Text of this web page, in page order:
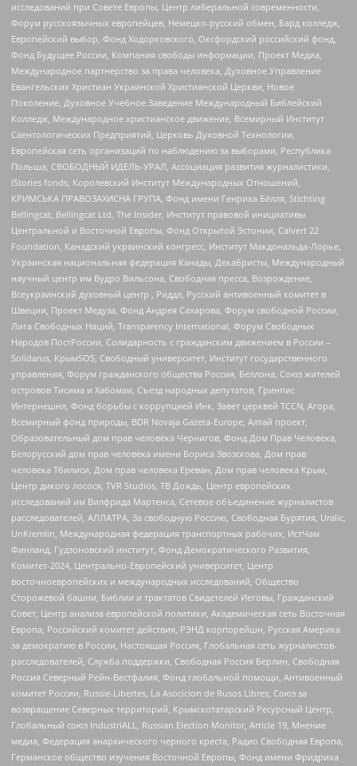
исследований при Совете Европы, Центр либеральной современности,
Форум русскоязычных европейцев, Немецко-русский обмен, Бард колледж,
Европейский выбор, Фонд Ходорковского, Оксфордский российский фонд,
Фонд Будущее России, Компания свободы информации, Проект Медиа,
Международное партнерство за права человека, Духовное Управление
Евангельских Христиан Украинской Христианской Церкви, Новое
Поколение, Духовное Учебное Заведение Международный Библейский
Колледж, Международное христианское движение, Всемирный Институт
Саентологических Предприятий, Церковь Духовной Технологии,
Европейская сеть организаций по наблюдению за выборами, Республика
Польша, СВОБОДНЫЙ ИДЕЛЬ-УРАЛ, Ассоциация развития журналистики,
IStories fonds, Королевский Институт Международных Отношений,
КРИМСЬКА ПРАВОЗАХИСНА ГРУПА, Фонд имени Генриха Бёлля, Stichting
Bellingcat, Bellingcat Ltd, The Insider, Институт правовой инициативы
Центральной и Восточной Европы, Фонд Открытой Эстонии, Calvert 22
Foundation, Канадский украинский конгресс, Институт Макдональда-Лорье,
Украинская национальная федерация Канады, Декабристы, Международный
научный центр им Вудро Вильсона, Свободная пресса, Возрождение,
Всеукраинский духовный центр , Риддл, Русский антивоенный комитет в
Швеции, Проект Медуза, Фонд Андрея Сахарова, Форум свободной России,
Лига Свободных Наций, Transparеncy International, Форум Свободных
Народов ПостРоссии, Солидарность с гражданским движением в России –
Solidarus, КрымSOS, Свободный университет, Институт государственного
управления, Форум гражданского общества Россия, Беллона, Союз жителей
островов Тисима и Хабомаи, Съезд народных депутатов, Гринпис
Интернешнл, Фонд борьбы с коррупцией Инк, Завет церквей TCCN, Агора,
Всемирный фонд природы, BDR Novaja Gazeta-Europe, Алтай проект,
Образовательный дом прав человека Чернигов, Фонд Дом Прав Человека,
Белорусский дом прав человека имени Бориса Звозскова, Дом прав
человека Тбилиси, Дом прав человека Ереван, Дом прав человека Крым,
Центр дикого лосося, TVR Studios, ТВ Дождь, Центр европейских
исследований им Вилфрида Мартенса, Сетевое объединение журналистов
расследователей, АЛЛАТРА, За свободную Россию, Свободная Бурятия, Uralic,
UnKremlin, Международная федерация транспортных рабочих, ИстЧам
Финланд, Гудзоновский институт, Фонд Демократического Развития,
Комитет-2024, Центрально-Европейский университет, Центр
восточноевропейских и международных исследований, Общество
Сторожевой башни, Библии и трактатов Свидетелей Иеговы, Гражданский
Совет, Центр анализа европейской политики, Академическая сеть Восточная
Европа, Российский комитет действия, РЭНД корпорейшн, Русская Америка
за демократию в России, Настоящая Россия, Глобальная сеть журналистов-
расследователей, Служба поддержки, Свободная Россия Берлин, Свободная
Россия Северный Рейн-Вестфалия, Фонд глобальной помощи, Антивоенный
комитет России, Russie-Libertes, La Asocicion de Rusos Libres, Союз за
возвращение Северных территорий, Крымскотатарский Ресурсный Центр,
Глобальный союз IndustriALL, Russian Election Monitor, Article 19, Мнение
медиа, Федерация анархического черного креста, Радио Свободная Европа,
Германское общество изучения Восточной Европы, Фонд имени Фридриха